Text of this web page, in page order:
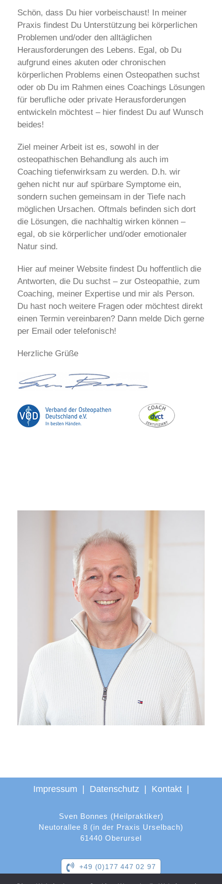
Schön, dass Du hier vorbeischaust! In meiner
Praxis findest Du Unterstützung bei körperlichen
Problemen und/oder den alltäglichen
Herausforderungen des Lebens. Egal, ob Du
aufgrund eines akuten oder chronischen
körperlichen Problems einen Osteopathen suchst
oder ob Du im Rahmen eines Coachings Lösungen
für berufliche oder private Herausforderungen
entwickeln möchtest – hier findest Du auf Wunsch
beides!
Ziel meiner Arbeit ist es, sowohl in der
osteopathischen Behandlung als auch im
Coaching tiefenwirksam zu werden. D.h. wir
gehen nicht nur auf spürbare Symptome ein,
sondern suchen gemeinsam in der Tiefe nach
möglichen Ursachen. Oftmals befinden sich dort
die Lösungen, die nachhaltig wirken können –
egal, ob sie körperlicher und/oder emotionaler
Natur sind.
Hier auf meiner Website findest Du hoffentlich die
Antworten, die Du suchst – zur Osteopathie, zum
Coaching, meiner Expertise und mir als Person.
Du hast noch weitere Fragen oder möchtest direkt
einen Termin vereinbaren? Dann melde Dich gerne
per Email oder telefonisch!
Herzliche Grüße
Impressum | Datenschutz | Kontakt|
Sven Bonnes (Heilpraktiker)
Neutorallee 8 (in der Praxis Urselbach)
61440 Oberursel
+49 (0)177 447 02 97